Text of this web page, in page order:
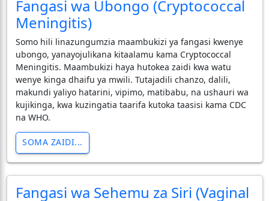
Fangasi wa Ubongo (Cryptococcal
Meningitis)
Somo hili linazungumzia maambukizi ya fangasi kwenye
ubongo, yanayojulikana kitaalamu kama Cryptococcal
Meningitis. Maambukizi haya hutokea zaidi kwa watu
wenye kinga dhaifu ya mwili. Tutajadili chanzo, dalili,
makundi yaliyo hatarini, vipimo, matibabu, na ushauri wa
kujikinga, kwa kuzingatia taarifa kutoka taasisi kama CDC
na WHO.
SOMA ZAIDI...
Fangasi wa Sehemu za Siri (Vaginal